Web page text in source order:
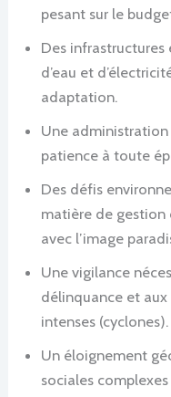
pesant sur le
Des infrastructures
d’eau et
adaptation.
Une
patience à toute
Des défis
matière de gestion
avec l’image
Une vigilance
délinquance et
intenses (cyclones).
Un éloignement
sociales